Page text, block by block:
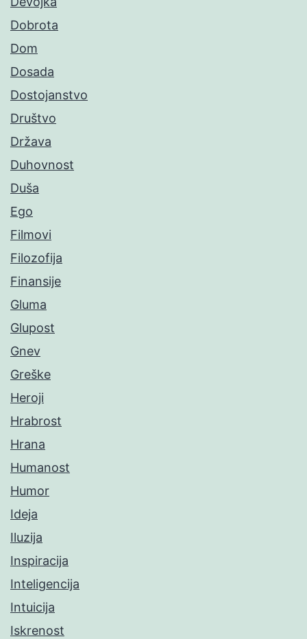
Dobrota
Dom
Dosada
Dostojanstvo
Društvo
Država
Duhovnost
Duša
Ego
Filmovi
Filozofija
Finansije
Gluma
Glupost
Gnev
Greške
Heroji
Hrabrost
Hrana
Humanost
Humor
Ideja
Iluzija
Inspiracija
Inteligencija
Intuicija
Iskrenost